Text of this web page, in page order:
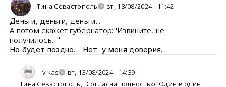
Тина Севастополь вт, 13/08/2024 - 11:42
Деньги, деньги, деньги...
А потом скажет губернатор:"Извините, не
получилось..."
Но будет поздно. Нет у меня доверия.
vikas
вт, 13/08/2024 - 14:39
Тина Севастополь, Согласна полностью. Один в один